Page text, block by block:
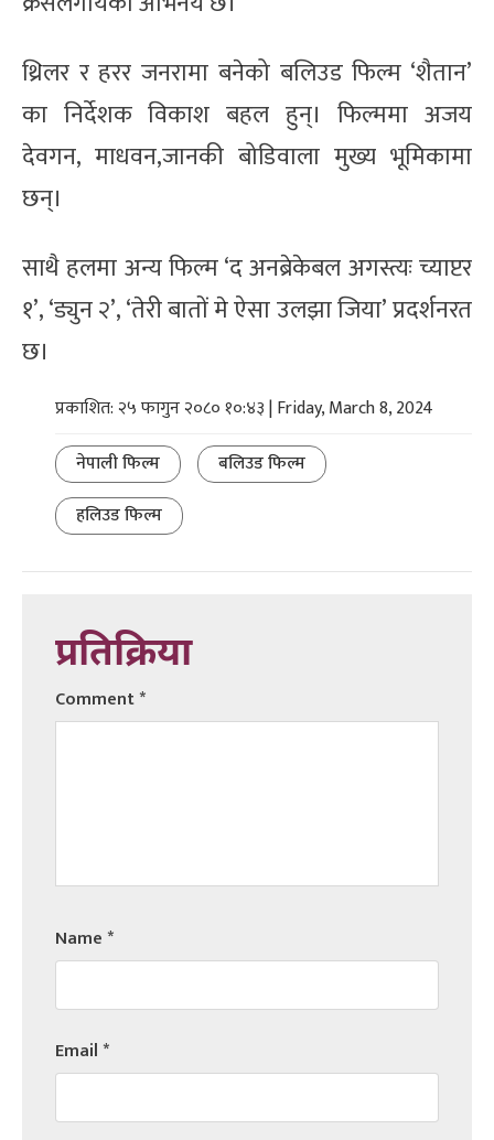
थ्रिलर र हरर जनरामा बनेको बलिउड फिल्म ‘शैतान’
का निर्देशक विकाश बहल हुन्। फिल्ममा अजय
देवगन, माधवन,जानकी बोडिवाला मुख्य भूमिकामा
छन्।
साथै हलमा अन्य फिल्म ‘द अनब्रेकेबल अगस्त्यः च्याप्टर
१’, ‘ड्युन २’, ‘तेरी बातों मे ऐसा उलझा जिया’ प्रदर्शनरत
छ।
प्रकाशित: २५ फागुन २०८० १०:४३ | Friday, March 8, 2024
नेपाली फिल्म
बलिउड फिल्म
हलिउड फिल्म
प्रतिक्रिया
Comment*
Name*
Email*